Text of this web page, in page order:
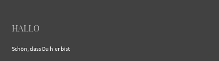
HALLO
Schön, dass Du hier bist